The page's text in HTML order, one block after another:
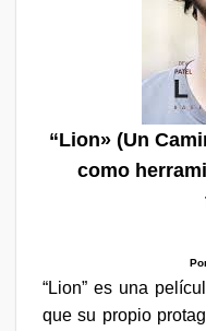
“Lion» (Un
como
“Lion” es una
que su propio